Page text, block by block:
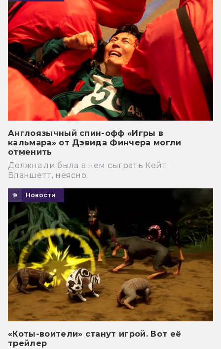
Англоязычный спин-офф «Игры в
кальмара» от Дэвида Финчера могли
отменить
Должна ли была в нем сыграть Кейт
Бланшетт, неясно.
Новости
«Коты-воители» станут игрой. Вот её
трейлер